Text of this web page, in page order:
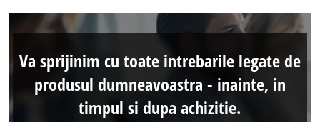
Va sprijinim cu toate intrebarile legate de
produsul dumneavoastra - inainte, in
timpul si dupa achizitie.